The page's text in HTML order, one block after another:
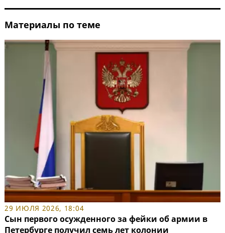
Материалы по теме
29 ИЮЛЯ 2026, 18:04
Сын первого осужденного за фейки об армии в
Петербурге получил семь лет колонии